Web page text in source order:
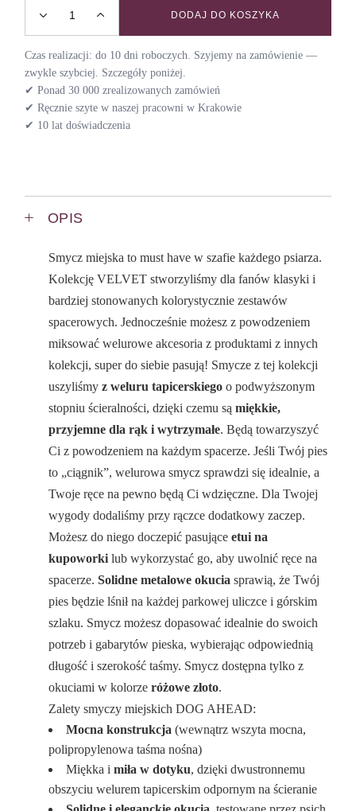
Smycz miejska VELVET / DUSTY PINK quantity
DODAJ DO KOSZYKA
Czas realizacji: do 10 dni roboczych. Szyjemy na zamówienie —
zwykle szybciej. Szczegóły poniżej.
✔ Ponad 30 000 zrealizowanych zamówień
✔ Ręcznie szyte w naszej pracowni w Krakowie
✔ 10 lat doświadczenia
OPIS
Smycz miejska to must have w szafie każdego psiarza.
Kolekcję VELVET stworzyliśmy dla fanów klasyki i
bardziej stonowanych kolorystycznie zestawów
spacerowych. Jednocześnie możesz z powodzeniem
miksować welurowe akcesoria z produktami z innych
kolekcji, super do siebie pasują! Smycze z tej kolekcji
uszyliśmyz weluru tapicerskiego o podwyższonym
stopniu ścieralności, dzięki czemu sąmiękkie,
przyjemne dla rąk i wytrzymałe. Będą towarzyszyć
Ci z powodzeniem na każdym spacerze. Jeśli Twój pies
to „ciągnik”, welurowa smycz sprawdzi się idealnie, a
Twoje ręce na pewno będą Ci wdzięczne. Dla Twojej
wygody dodaliśmy przy rączce dodatkowy zaczep.
Możesz do niego doczepić pasująceetui na
kupoworki lub wykorzystać go, aby uwolnić ręce na
spacerze.Solidne metalowe okucia sprawią, że Twój
pies będzie lśnił na każdej parkowej uliczce i górskim
szlaku. Smycz możesz dopasować idealnie do swoich
potrzeb i gabarytów pieska, wybierając odpowiednią
długość i szerokość taśmy. Smycz dostępna tylko z
okuciami w kolorzeróżowe złoto.
Zalety smyczy miejskich DOG AHEAD:
Mocna konstrukcja (wewnątrz wszyta mocna,
polipropylenowa taśma nośna)
Miękka imiła w dotyku, dzięki dwustronnemu
obszyciu welurem tapicerskim odpornym na ścieranie